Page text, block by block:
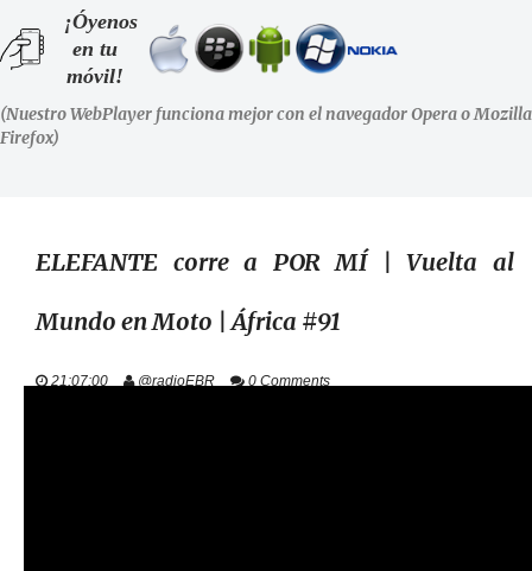
SHOWS
LA RADIO
STAFF
EVENTOS
+ INFO
¡Óyenos
en tu
móvil!
(Nuestro WebPlayer funciona mejor con el navegador Opera o Mozilla
Firefox)
ELEFANTE corre a POR MÍ | Vuelta al
Mundo en Moto | África #91
21:07:00 @radioEBR 0 Comments